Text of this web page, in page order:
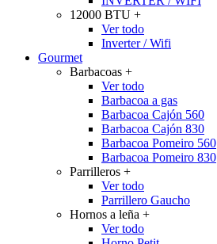
12000 BTU +
Ver todo
Inverter / Wifi
Gourmet
Barbacoas +
Ver todo
Barbacoa a gas
Barbacoa Cajón 560
Barbacoa Cajón 830
Barbacoa Pomeiro 560
Barbacoa Pomeiro 830
Parrilleros +
Ver todo
Parrillero Gaucho
Hornos a leña +
Ver todo